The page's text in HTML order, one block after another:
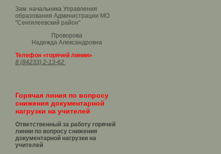
Зам. начальника Управления
образования Администрации МО
"Сенгилеевский район"
Проворова
Надежда Александровна
Телефон «горячей линии»
8 (84233) 2-13-62
Горячая линия по вопросу
снижения документарной
нагрузки на учителей
Ответственный за работу горячей
линии по вопросу снижения
документарной нагрузки на
учителей